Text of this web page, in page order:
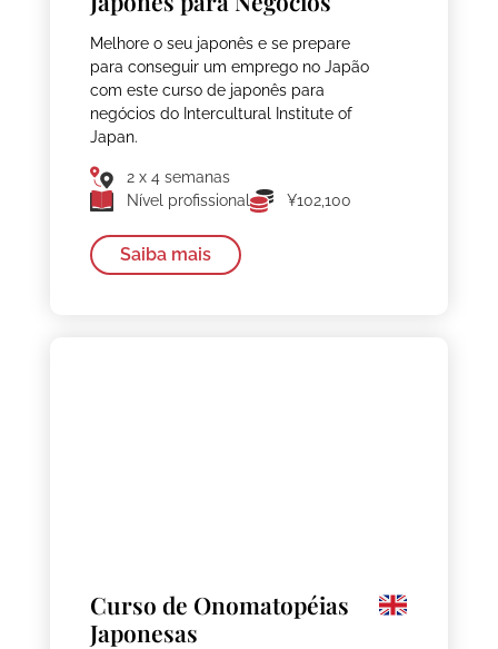
Melhore o seu japonês e se prepare
para conseguir um emprego no Japão
com este curso de japonês para
negócios do Intercultural Institute of
Japan.
2 x 4 semanas
Nível profissional
¥102,100
Saiba mais
Curso de Onomatopéias
Japonesas